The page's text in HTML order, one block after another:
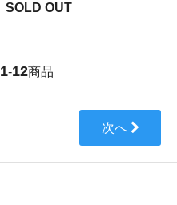
SOLD OUT
1-12商品
次へ